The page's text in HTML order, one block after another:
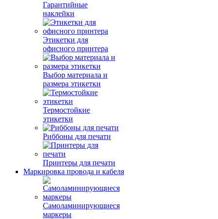
Гарантийные
наклейки
Этикетки для
офисного принтера
Выбор материала и
размера этикетки
Термостойкие
этикетки
Риббоны для печати
Принтеры для печати
Маркировка провода и кабеля
Самоламинирующиеся
маркеры